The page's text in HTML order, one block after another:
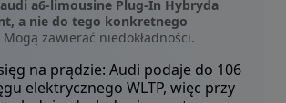
a6-limousine Plug-In Hybryda
a nie do tego konkretnego
Mogą zawierać niedokładności.
na prądzie: Audi podaje do 106
elektrycznego WLTP, więc przy